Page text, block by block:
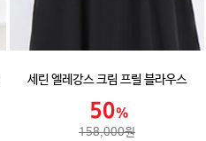
세린 엘레강스 크림 프릴 블라우스
158,000원